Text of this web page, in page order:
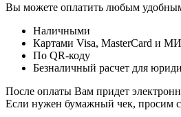
Вы можете оплатить любым
Наличными
Картами Visa, MasterCard и
По QR-коду
Безналичный расчет для
После оплаты Вам придет
Если нужен бумажный чек, просим